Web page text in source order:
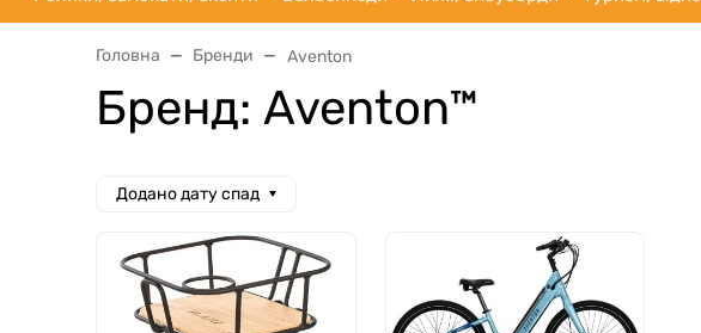
Головна Бренди Aventon
Бренд: Aventon™
Додано дату спад